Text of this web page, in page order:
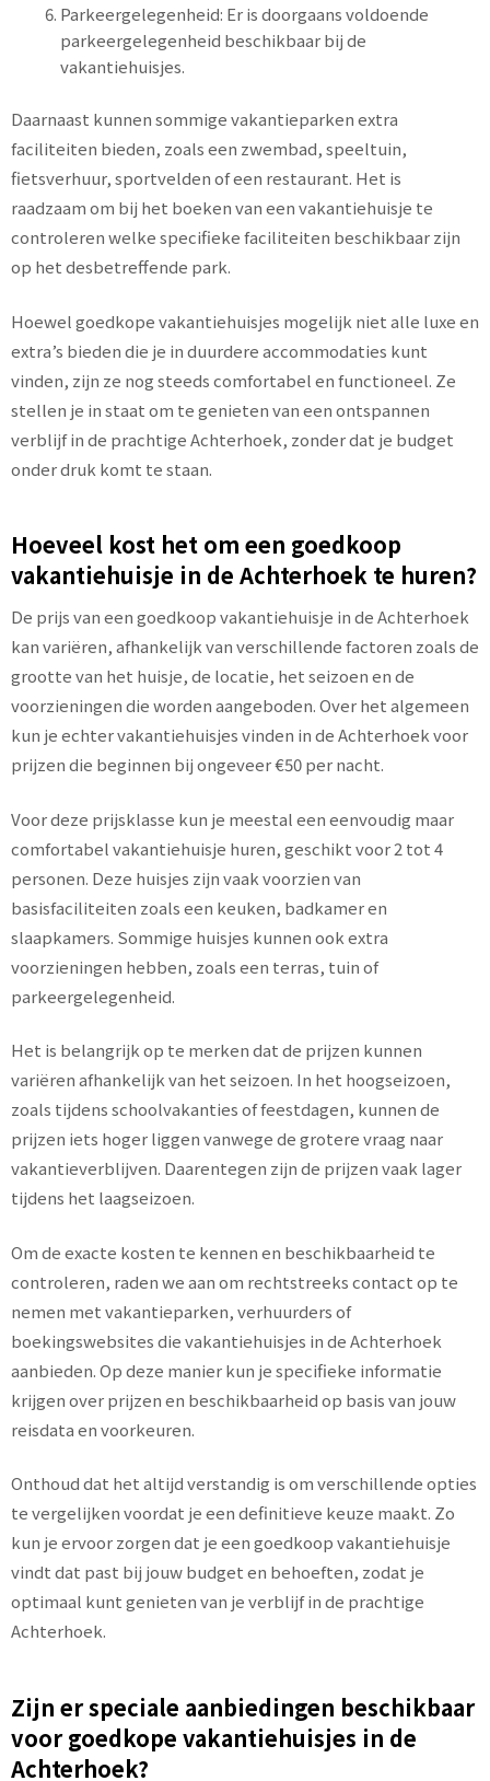
Parkeergelegenheid: Er is doorgaans voldoende
parkeergelegenheid beschikbaar bij de
vakantiehuisjes.
Daarnaast kunnen sommige vakantieparken extra
faciliteiten bieden, zoals een zwembad, speeltuin,
fietsverhuur, sportvelden of een restaurant. Het is
raadzaam om bij het boeken van een vakantiehuisje te
controleren welke specifieke faciliteiten beschikbaar zijn
op het desbetreffende park.
Hoewel goedkope vakantiehuisjes mogelijk niet alle luxe en
extra’s bieden die je in duurdere accommodaties kunt
vinden, zijn ze nog steeds comfortabel en functioneel. Ze
stellen je in staat om te genieten van een ontspannen
verblijf in de prachtige Achterhoek, zonder dat je budget
onder druk komt te staan.
Hoeveel kost het om een goedkoop
vakantiehuisje in de Achterhoek te huren?
De prijs van een goedkoop vakantiehuisje in de Achterhoek
kan variëren, afhankelijk van verschillende factoren zoals de
grootte van het huisje, de locatie, het seizoen en de
voorzieningen die worden aangeboden. Over het algemeen
kun je echter vakantiehuisjes vinden in de Achterhoek voor
prijzen die beginnen bij ongeveer €50 per nacht.
Voor deze prijsklasse kun je meestal een eenvoudig maar
comfortabel vakantiehuisje huren, geschikt voor 2 tot 4
personen. Deze huisjes zijn vaak voorzien van
basisfaciliteiten zoals een keuken, badkamer en
slaapkamers. Sommige huisjes kunnen ook extra
voorzieningen hebben, zoals een terras, tuin of
parkeergelegenheid.
Het is belangrijk op te merken dat de prijzen kunnen
variëren afhankelijk van het seizoen. In het hoogseizoen,
zoals tijdens schoolvakanties of feestdagen, kunnen de
prijzen iets hoger liggen vanwege de grotere vraag naar
vakantieverblijven. Daarentegen zijn de prijzen vaak lager
tijdens het laagseizoen.
Om de exacte kosten te kennen en beschikbaarheid te
controleren, raden we aan om rechtstreeks contact op te
nemen met vakantieparken, verhuurders of
boekingswebsites die vakantiehuisjes in de Achterhoek
aanbieden. Op deze manier kun je specifieke informatie
krijgen over prijzen en beschikbaarheid op basis van jouw
reisdata en voorkeuren.
Onthoud dat het altijd verstandig is om verschillende opties
te vergelijken voordat je een definitieve keuze maakt. Zo
kun je ervoor zorgen dat je een goedkoop vakantiehuisje
vindt dat past bij jouw budget en behoeften, zodat je
optimaal kunt genieten van je verblijf in de prachtige
Achterhoek.
Zijn er speciale aanbiedingen beschikbaar
voor goedkope vakantiehuisjes in de
Achterhoek?